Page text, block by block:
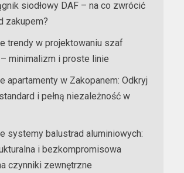
siodłowy DAF – na co zwrócić
zakupem?
trendy w projektowaniu szaf
minimalizm i proste linie
apartamenty w Zakopanem: Odkryj
i pełną niezależność w
systemy balustrad aluminiowych:
i bezkompromisowa
czynniki zewnętrzne